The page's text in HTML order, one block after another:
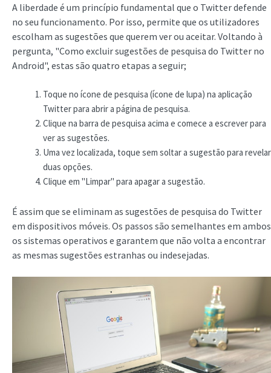
A liberdade é um princípio fundamental que o Twitter defende
no seu funcionamento. Por isso, permite que os utilizadores
escolham as sugestões que querem ver ou aceitar. Voltando à
pergunta, "Como excluir sugestões de pesquisa do Twitter no
Android", estas são quatro etapas a seguir;
Toque no ícone de pesquisa (ícone de lupa) na aplicação
Twitter para abrir a página de pesquisa.
Clique na barra de pesquisa acima e comece a escrever para
ver as sugestões.
Uma vez localizada, toque sem soltar a sugestão para revelar
duas opções.
Clique em "Limpar" para apagar a sugestão.
É assim que se eliminam as sugestões de pesquisa do Twitter
em dispositivos móveis. Os passos são semelhantes em ambos
os sistemas operativos e garantem que não volta a encontrar
as mesmas sugestões estranhas ou indesejadas.